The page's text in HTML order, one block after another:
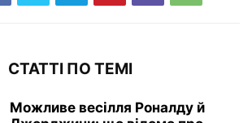
СТАТТІ ПО ТЕМІ
Можливе весілля Роналду й